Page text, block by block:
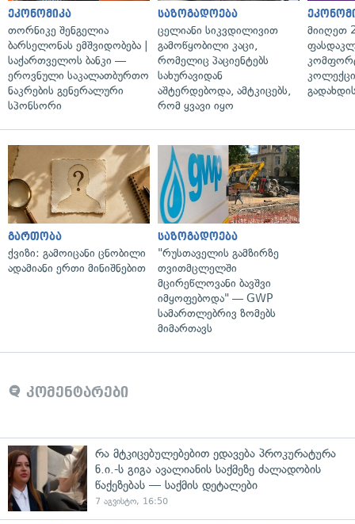
ეკონომიკა
თორნიკე შენგელია
ბარსელონას ემშვიდობება |
საქართველოს ბანკი —
ეროვნული საკალათბურთო
ნაკრების გენერალური
სპონსორი
საზოგადოება
ცელიანი სიკვდილივით
გამოწყობილი კაცი,
რომელიც პაციენტებს
სახურავიდან
აშტერდებოდა, ამტკიცებს,
რომ ყვავი იყო
მიიღეთ
გართობა
ქვიზი: გამოიცანი ცნობილი
ადამიანი ერთი მინიშნებით
საზოგადოება
"რუსთაველის გამზირზე
თვითმცლელში
მცირეწლოვანი ბავშვი
იმყოფებოდა" — GWP
სამართლებრივ ზომებს
მიმართავს
კომენტარები
რა მტკიცებულებებით ედავება პროკურატურა
ნ.ი.-ს გიგა ავალიანის საქმეზე ძალადობის
წაქეზებას — საქმის დეტალები
7 აგვისტო, 16:50